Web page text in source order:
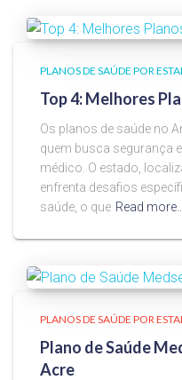
PLANOS DE SAÚDE POR
Top 4: Melhores
Os planos de saúde no
quem busca segurança
médico. O estado,
enfrenta desafios
saúde, o que Read more…
PLANOS DE SAÚDE POR
Plano de Saúde
Acre